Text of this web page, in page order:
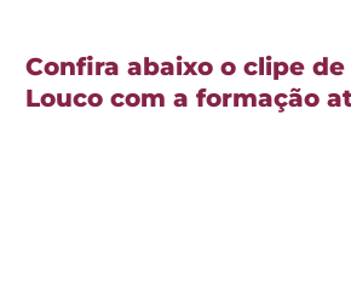
Confira abaixo o clipe
Louco com a formação